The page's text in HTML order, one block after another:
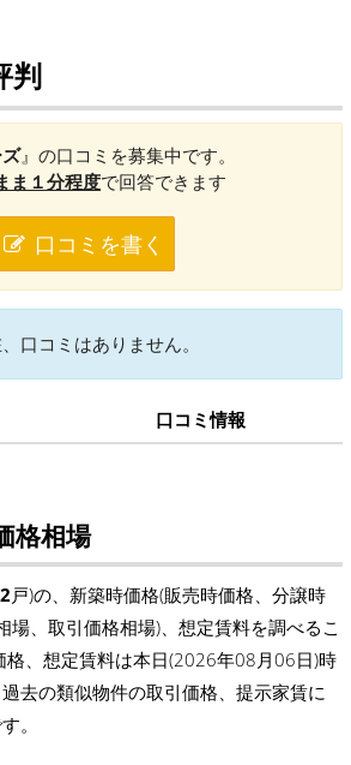
判
』の口コミを募集中です。
ま１分程度で回答できます
口コミを書く
口コミはありません。
口コミ情報
格相場
2戸)の、新築時価格(販売時価格、分譲時
場、取引価格相場)、想定賃料を調べるこ
格、想定賃料は本日(2026年08月06日)時
去の類似物件の取引価格、提示家賃に
。